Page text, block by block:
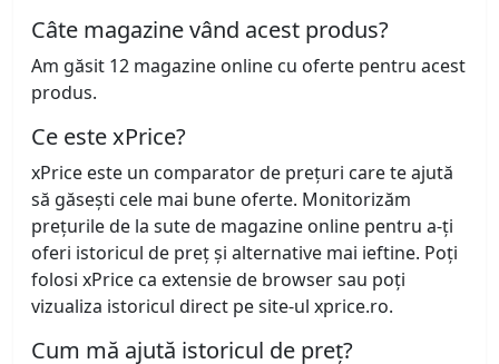
Câte magazine vând acest produs?
Am găsit 12 magazine online cu oferte pentru acest
produs.
Ce este xPrice?
xPrice este un comparator de prețuri care te ajută
să găsești cele mai bune oferte. Monitorizăm
prețurile de la sute de magazine online pentru a-ți
oferi istoricul de preț și alternative mai ieftine. Poți
folosi xPrice ca extensie de browser sau poți
vizualiza istoricul direct pe site-ul xprice.ro.
Cum mă ajută istoricul de preț?